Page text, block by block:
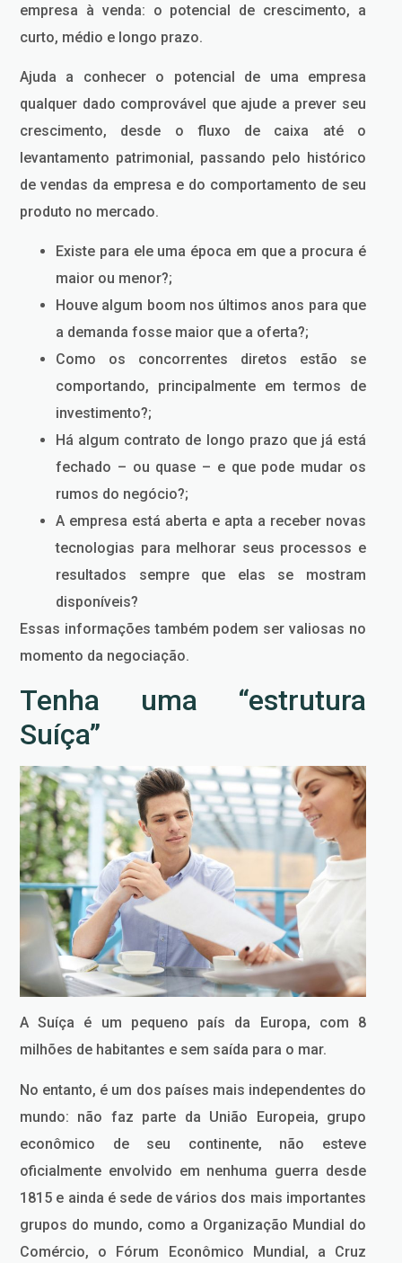
empresa à venda: o potencial de crescimento, a
curto, médio e longo prazo.
Ajuda a conhecer o potencial de uma empresa
qualquer dado comprovável que ajude a prever seu
crescimento, desde o fluxo de caixa até o
levantamento patrimonial, passando pelo histórico
de vendas da empresa e do comportamento de seu
produto no mercado.
Existe para ele uma época em que a procura é
maior ou menor?;
Houve algum boom nos últimos anos para que
a demanda fosse maior que a oferta?;
Como os concorrentes diretos estão se
comportando, principalmente em termos de
investimento?;
Há algum contrato de longo prazo que já está
fechado – ou quase – e que pode mudar os
rumos do negócio?;
A empresa está aberta e apta a receber novas
tecnologias para melhorar seus processos e
resultados sempre que elas se mostram
disponíveis?
Essas informações também podem ser valiosas no
momento da negociação.
Tenha uma “estrutura
Suíça”
A Suíça é um pequeno país da Europa, com 8
milhões de habitantes e sem saída para o mar.
No entanto, é um dos países mais independentes do
mundo: não faz parte da União Europeia, grupo
econômico de seu continente, não esteve
oficialmente envolvido em nenhuma guerra desde
1815 e ainda é sede de vários dos mais importantes
grupos do mundo, como a Organização Mundial do
Comércio, o Fórum Econômico Mundial, a Cruz